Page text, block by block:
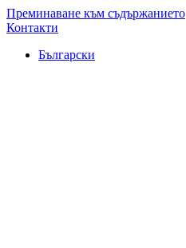
Преминаване към съдържанието
Контакти
Български